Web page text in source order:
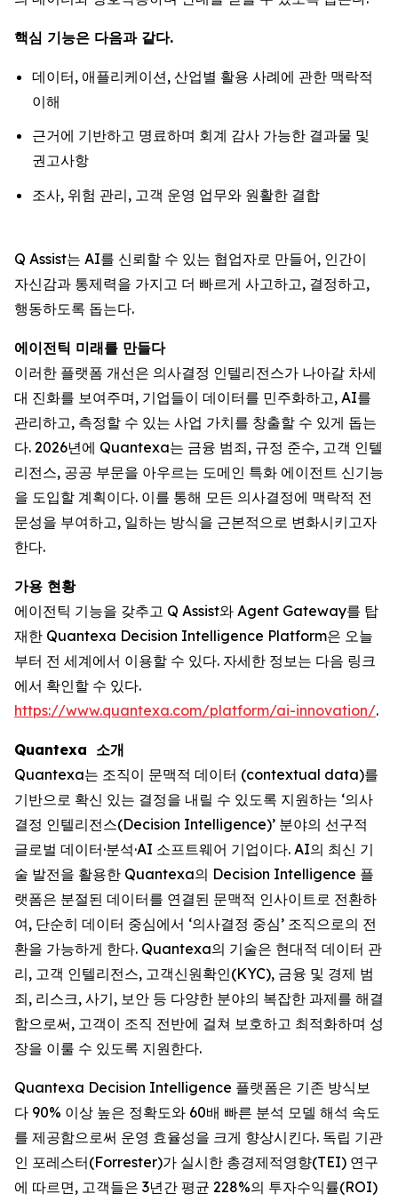
핵심 기능은 다음과 같다.
데이터, 애플리케이션, 산업별 활용 사례에 관한 맥락적
이해
근거에 기반하고 명료하며 회계 감사 가능한 결과물 및
권고사항
조사, 위험 관리, 고객 운영 업무와 원활한 결합
Q Assist는 AI를 신뢰할 수 있는 협업자로 만들어, 인간이
자신감과 통제력을 가지고 더 빠르게 사고하고, 결정하고,
행동하도록 돕는다.
에이전틱 미래를 만들다
이러한 플랫폼 개선은 의사결정 인텔리전스가 나아갈 차세
대 진화를 보여주며, 기업들이 데이터를 민주화하고, AI를
관리하고, 측정할 수 있는 사업 가치를 창출할 수 있게 돕는
다. 2026년에 Quantexa는 금융 범죄, 규정 준수, 고객 인텔
리전스, 공공 부문을 아우르는 도메인 특화 에이전트 신기능
을 도입할 계획이다. 이를 통해 모든 의사결정에 맥락적 전
문성을 부여하고, 일하는 방식을 근본적으로 변화시키고자
한다.
가용 현황
에이전틱 기능을 갖추고 Q Assist와 Agent Gateway를 탑
재한 Quantexa Decision Intelligence Platform은 오늘
부터 전 세계에서 이용할 수 있다. 자세한 정보는 다음 링크
에서 확인할 수 있다.
https://www.quantexa.com/platform/ai-innovation/.
Quantexa 소개
Quantexa는 조직이 문맥적 데이터 (contextual data)를
기반으로 확신 있는 결정을 내릴 수 있도록 지원하는 ‘의사
결정 인텔리전스(Decision Intelligence)’ 분야의 선구적
글로벌 데이터·분석·AI 소프트웨어 기업이다. AI의 최신 기
술 발전을 활용한 Quantexa의 Decision Intelligence 플
랫폼은 분절된 데이터를 연결된 문맥적 인사이트로 전환하
여, 단순히 데이터 중심에서 ‘의사결정 중심’ 조직으로의 전
환을 가능하게 한다. Quantexa의 기술은 현대적 데이터 관
리, 고객 인텔리전스, 고객신원확인(KYC), 금융 및 경제 범
죄, 리스크, 사기, 보안 등 다양한 분야의 복잡한 과제를 해결
함으로써, 고객이 조직 전반에 걸쳐 보호하고 최적화하며 성
장을 이룰 수 있도록 지원한다.
Quantexa Decision Intelligence 플랫폼은 기존 방식보
다 90% 이상 높은 정확도와 60배 빠른 분석 모델 해석 속도
를 제공함으로써 운영 효율성을 크게 향상시킨다. 독립 기관
인 포레스터(Forrester)가 실시한 총경제적영향(TEI) 연구
에 따르면, 고객들은 3년간 평균 228%의 투자수익률(ROI)